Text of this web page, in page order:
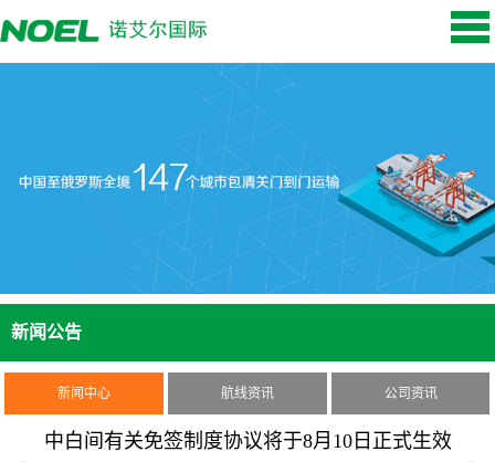
新闻公告
新闻中心 航线资讯 公司资讯
中白间有关免签制度协议将于8月10日正式生效